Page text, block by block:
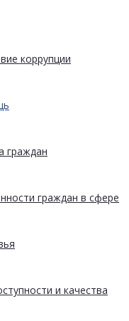
коррупции
граждан
граждан в сфере
и качества